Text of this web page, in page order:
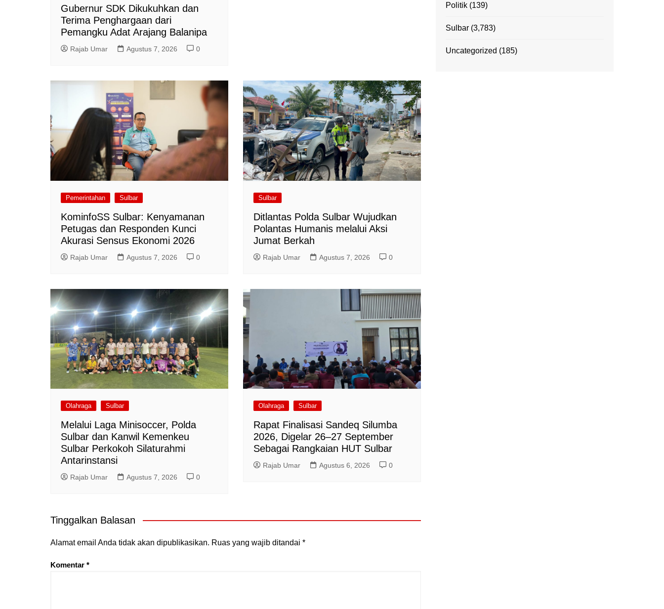
Gubernur SDK Dikukuhkan dan
Terima Penghargaan dari
Pemangku Adat Arajang Balanipa
Rajab Umar Agustus 7, 2026 0
Pemerintahan Sulbar
KominfoSS Sulbar: Kenyamanan
Petugas dan Responden Kunci
Akurasi Sensus Ekonomi 2026
Rajab Umar Agustus 7, 2026 0
Sulbar
Ditlantas Polda Sulbar Wujudkan
Polantas Humanis melalui Aksi
Jumat Berkah
Rajab Umar Agustus 7, 2026 0
Olahraga Sulbar
Melalui Laga Minisoccer, Polda
Sulbar dan Kanwil Kemenkeu
Sulbar Perkokoh Silaturahmi
Antarinstansi
Rajab Umar Agustus 7, 2026 0
Olahraga Sulbar
Rapat Finalisasi Sandeq Silumba
2026, Digelar 26–27 September
Sebagai Rangkaian HUT Sulbar
Rajab Umar Agustus 6, 2026 0
Tinggalkan Balasan
Alamat email Anda tidak akan dipublikasikan. Ruas yang wajib ditandai *
Komentar *
Politik (139)
Sulbar (3,783)
Uncategorized (185)